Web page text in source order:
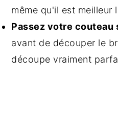
même qu'il est meilleur
Passez votre couteau
avant de découper le
découpe vraiment